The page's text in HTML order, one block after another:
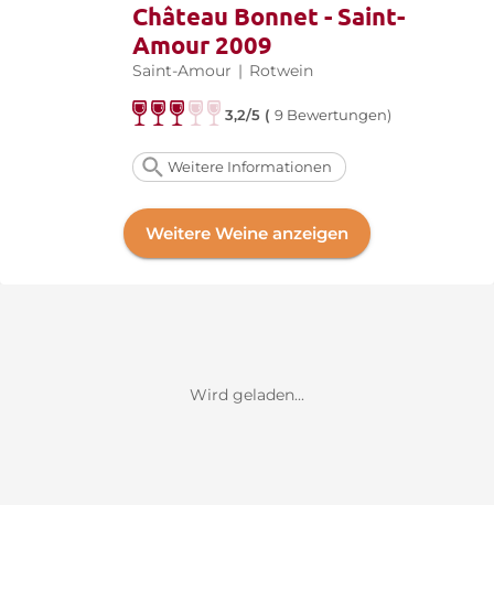
Château Bonnet - Saint-
Amour 2009
Saint-Amour | Rotwein
3,2/5 (9 Bewertungen)
Weitere Informationen
Weitere Weine anzeigen
Wird geladen...